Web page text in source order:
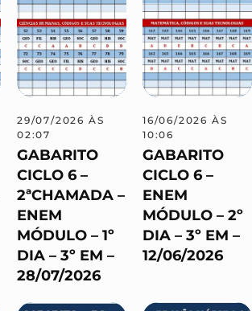
29/07/2026 ÀS
02:07
GABARITO
CICLO 6 –
2ªCHAMADA –
ENEM
MÓDULO – 1º
DIA – 3º EM –
28/07/2026
16/06/2026 ÀS
10:06
GABARITO
CICLO 6 –
ENEM
MÓDULO – 2º
DIA – 3º EM –
12/06/2026